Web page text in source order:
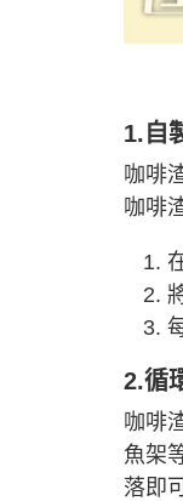
1.自
咖啡
咖啡
2.循
咖啡
魚架
落即